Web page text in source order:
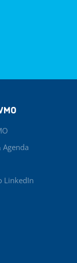
Agenda
LinkedIn